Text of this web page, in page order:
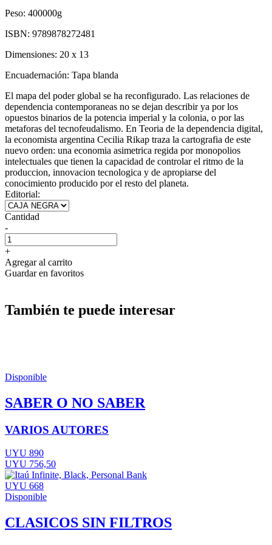
Peso: 400000g
ISBN: 9789878272481
Dimensiones: 20 x 13
Encuadernación: Tapa blanda
El mapa del poder global se ha reconfigurado. Las relaciones de
dependencia contemporaneas no se dejan describir ya por los
opuestos binarios de la potencia imperial y la colonia, o por las
metaforas del tecnofeudalismo. En Teoria de la dependencia digital,
la economista argentina Cecilia Rikap traza la cartografia de este
nuevo orden: una economia asimetrica regida por monopolios
intelectuales que tienen la capacidad de controlar el ritmo de la
produccion, innovacion tecnologica y de apropiarse del
conocimiento producido por el resto del planeta.
Editorial:
Cantidad
-
+
Agregar al carrito
Guardar en favoritos
También te puede interesar
Disponible
SABER O NO SABER
VARIOS AUTORES
UYU 890
UYU 756,50
UYU 668
Disponible
CLASICOS SIN FILTROS